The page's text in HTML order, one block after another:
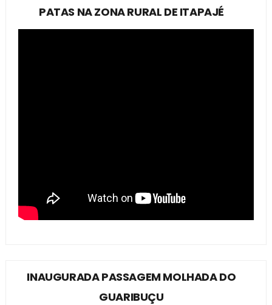
PATAS NA ZONA RURAL DE ITAPAJÉ
INAUGURADA PASSAGEM MOLHADA DO
GUARIBUÇU